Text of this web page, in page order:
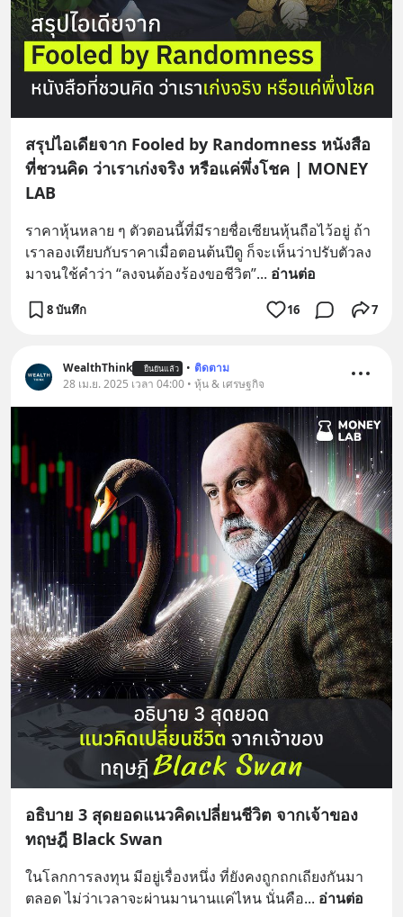
สรุปไอเดียจาก Fooled by Randomness หนังสือ
ที่ชวนคิด ว่าเราเก่งจริง หรือแค่พึ่งโชค | MONEY
LAB
ราคาหุ้นหลาย ๆ ตัวตอนนี้ที่มีรายชื่อเซียนหุ้นถือไว้อยู่ ถ้า
เราลองเทียบกับราคาเมื่อตอนต้นปีดู ก็จะเห็นว่าปรับตัวลง
มาจนใช้คำว่า “ลงจนต้องร้องขอชีวิต”... อ่านต่อ
8 บันทึก 16 7
WealthThink ยืนยันแล้ว • ติดตาม
28 เม.ย. 2025 เวลา 04:00 • หุ้น & เศรษฐกิจ
อธิบาย 3 สุดยอดแนวคิดเปลี่ยนชีวิต จากเจ้าของ
ทฤษฎี Black Swan
ในโลกการลงทุน มีอยู่เรื่องหนึ่ง ที่ยังคงถูกถกเถียงกันมา
ตลอด ไม่ว่าเวลาจะผ่านมานานแค่ไหน นั่นคือ... อ่านต่อ